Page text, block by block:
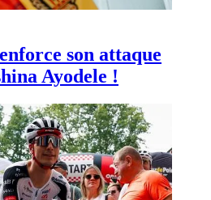
son attaque
Ayodele !